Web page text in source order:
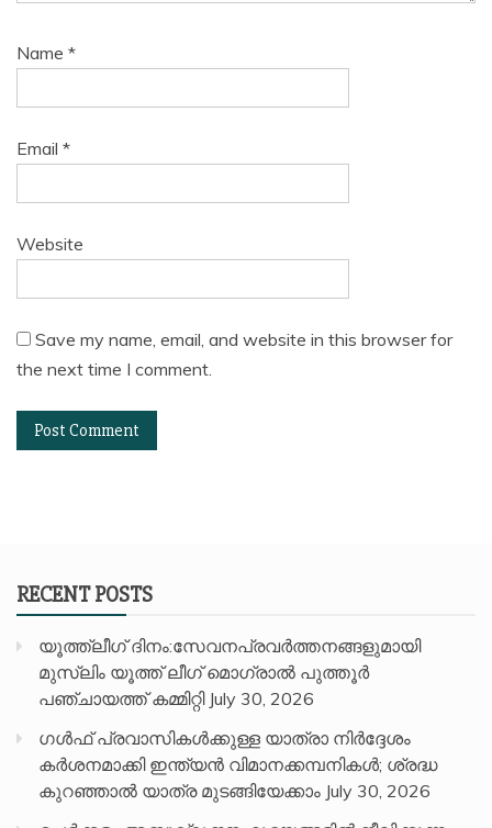
Name *
Email *
Website
Save my name, email, and website in this browser for
the next time I comment.
RECENT POSTS
യൂത്ത്ലീഗ് ദിനം:സേവനപ്രവർത്തനങ്ങളുമായി
മുസ്ലിം യൂത്ത് ലീഗ് മൊഗ്രാൽ പുത്തൂർ
പഞ്ചായത്ത് കമ്മിറ്റി July 30, 2026
ഗൾഫ് പ്രവാസികൾക്കുള്ള യാത്രാ നിർദ്ദേശം
കർശനമാക്കി ഇന്ത്യൻ വിമാനക്കമ്പനികൾ; ശ്രദ്ധ
കുറഞ്ഞാൽ യാത്ര മുടങ്ങിയേക്കാം July 30, 2026